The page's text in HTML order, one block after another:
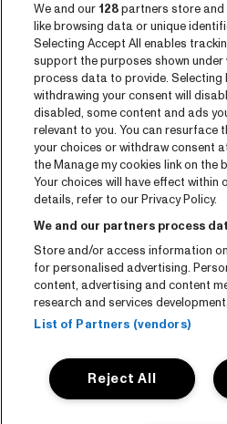
Archivo del programa
Entradas
Notisia
Prensa
Contaco
CNSJ26 Spotify playlist
Facebook
Instagram
YouTube
General conditions
Cookie policy
Privacy statement
We and our 128partners store
like browsing data or unique
Selecting Accept All enables
support the purposes shown
process data to provide. Selecting
withdrawing your consent will
disabled, some content and ads
relevant to you. You can resurface
your choices or withdraw consent
the Manage my cookies link on the
Your choices will have effect within
details, refer to our Privacy Policy.
We and our partners process
Store and/or access information
for personalised advertising.
content, advertising and content
research and services development.
List of Partners (vendors)
Reject All